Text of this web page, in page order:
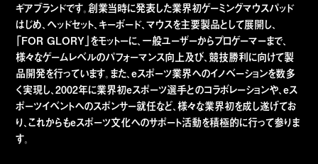
ギアブランドです。創業当時に発表した業界初ゲーミングマウスパッド
はじめ、ヘッドセット、キーボード、マウスを主要製品として展開し、
「FOR GLORY」をモットーに、一般ユーザーからプロゲーマーまで、
様々なゲームレベルのパフォーマンス向上及び、競技勝利に向けて製
品開発を行っています。また、eスポーツ業界へのイノベーションを数多
く実現し、2002年に業界初eスポーツ選手とのコラボレーションや、eス
ポーツイベントへのスポンサー就任など、様々な業界初を成し遂げてお
り、これからもeスポーツ文化へのサポート活動を積極的に行って参りま
す。